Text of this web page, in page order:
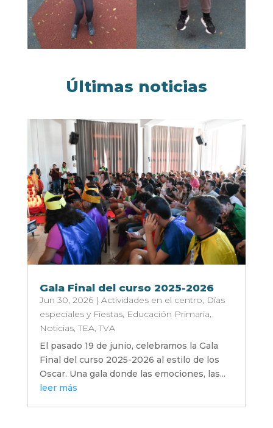
Últimas noticias
Gala Final del curso 2025-2026
Jun 30, 2026| Actividades en el centro, Días
especiales y Fiestas, Educación Primaria,
Noticias,TEA,TVA
El pasado 19 de junio, celebramos la Gala
Final del curso 2025-2026 al estilo de los
Oscar. Una gala donde las emociones, las...
leer más